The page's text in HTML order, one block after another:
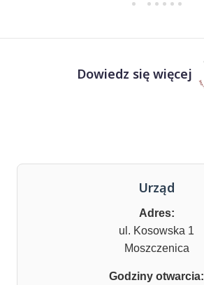
Dowiedz się więcej
Urząd
Adres:
ul. Kosowska 1
Moszczenica
Godziny otwarcia: